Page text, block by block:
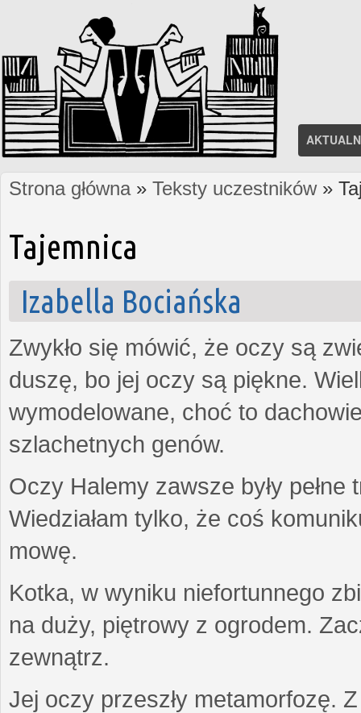
Jesteś tutaj
Strona główna» Teksty uczestników»
Tajemnica
Izabella Bociańska
Zwykło się mówić, że oczy są
duszę, bo jej oczy są piękne.
wymodelowane, choć to
szlachetnych genów.
Oczy Halemy zawsze były
Wiedziałam tylko, że coś
mowę.
Kotka, w wyniku niefortunnego
na duży, piętrowy z ogrodem.
zewnątrz.
Jej oczy przeszły metamorfozę.